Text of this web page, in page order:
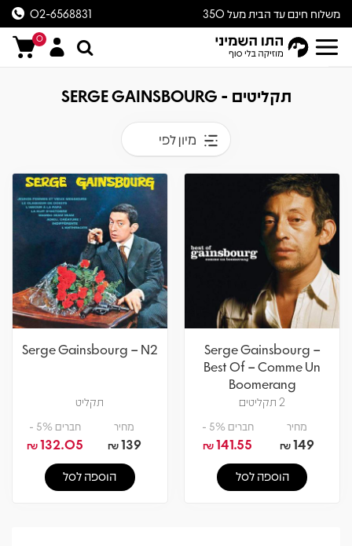
משלוח חינם עד הבית מעל 350
ש״ח
02-6568831
0
תקליטים - SERGE GAINSBOURG
מיון לפי
Serge Gainsbourg –
Best Of – Comme Un
Boomerang
2 תקליטים
מחיר
149
₪
חברים 5% -
141.55
₪
הוספה לסל
Serge Gainsbourg – N2
תקליט
מחיר
139
₪
חברים 5% -
132.05
₪
הוספה לסל